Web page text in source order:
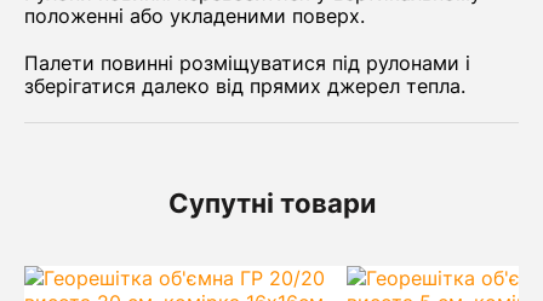
положенні або укладеними поверх.
Палети повинні розміщуватися під рулонами і
зберігатися далеко від прямих джерел тепла.
Супутні товари